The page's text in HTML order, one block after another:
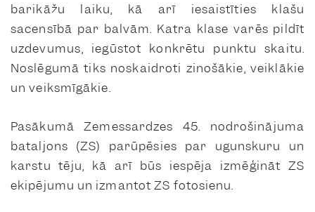
barikāžu laiku, kā arī iesaistīties klašu
sacensībā par balvām. Katra klase varēs pildīt
uzdevumus, iegūstot konkrētu punktu skaitu.
Noslēgumā tiks noskaidroti zinošākie, veiklākie
un veiksmīgākie.
Pasākumā Zemessardzes 45. nodrošinājuma
bataljons (ZS) parūpēsies par ugunskuru un
karstu tēju, kā arī būs iespēja izmēģināt ZS
ekipējumu un izmantot ZS fotosienu.